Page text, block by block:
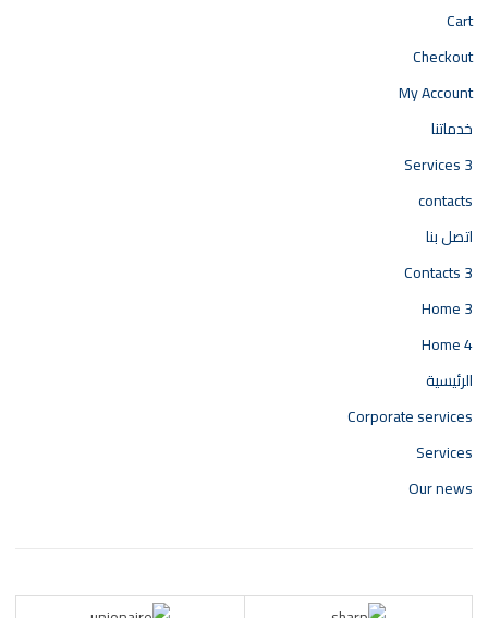
Cart
Checkout
My Account
خدماتنا
Services 3
contacts
اتصل بنا
Contacts 3
Home 3
Home 4
الرئيسية
Corporate services
Services
Our news